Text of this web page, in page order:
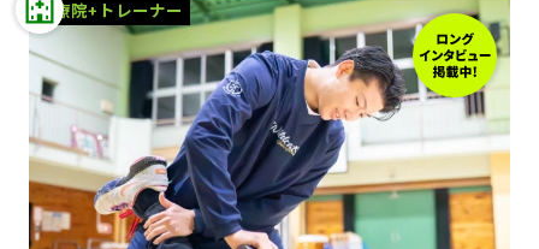
治療院+トレーナー